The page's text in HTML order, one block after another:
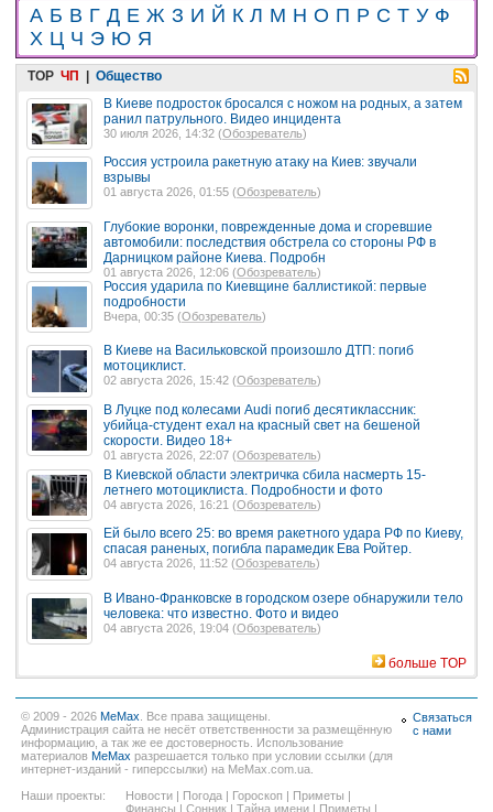
А Б В Г Д Е Ж З И Й К Л М Н О П Р С Т У Ф
Х Ц Ч Э Ю Я
TOP ЧП | Общество
В Киеве подросток бросался с ножом на родных, а затем
ранил патрульного. Видео инцидента
30 июля 2026, 14:32 (Обозреватель)
Россия устроила ракетную атаку на Киев: звучали
взрывы
01 августа 2026, 01:55 (Обозреватель)
Глубокие воронки, поврежденные дома и сгоревшие
автомобили: последствия обстрела со стороны РФ в
Дарницком районе Киева. Подробн
01 августа 2026, 12:06 (Обозреватель)
Россия ударила по Киевщине баллистикой: первые
подробности
Вчера, 00:35 (Обозреватель)
В Киеве на Васильковской произошло ДТП: погиб
мотоциклист.
02 августа 2026, 15:42 (Обозреватель)
В Луцке под колесами Audi погиб десятиклассник:
убийца-студент ехал на красный свет на бешеной
скорости. Видео 18+
01 августа 2026, 22:07 (Обозреватель)
В Киевской области электричка сбила насмерть 15-
летнего мотоциклиста. Подробности и фото
04 августа 2026, 16:21 (Обозреватель)
Ей было всего 25: во время ракетного удара РФ по Киеву,
спасая раненых, погибла парамедик Ева Ройтер.
04 августа 2026, 11:52 (Обозреватель)
В Ивано-Франковске в городском озере обнаружили тело
человека: что известно. Фото и видео
04 августа 2026, 19:04 (Обозреватель)
больше TOP
© 2009 - 2026 MeMax . Все права защищены.
Администрация сайта не несёт ответственности за размещённую
информацию, а так же ее достоверность. Использование
материалов MeMax разрешается только при условии ссылки (для
интернет-изданий - гиперссылки) на MeMax.com.ua.
Наши проекты:
Новости | Погода | Гороскоп | Приметы |
Финансы | Сонник | Тайна имени | Приметы |
Связаться
с нами